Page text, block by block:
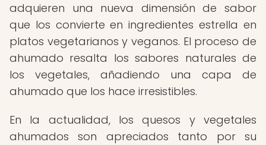
adquieren una nueva dimensión de sabor
que los convierte en ingredientes estrella en
platos vegetarianos y veganos. El proceso de
ahumado resalta los sabores naturales de
los vegetales, añadiendo una capa de
ahumado que los hace irresistibles.
En la actualidad, los quesos y vegetales
ahumados son apreciados tanto por su